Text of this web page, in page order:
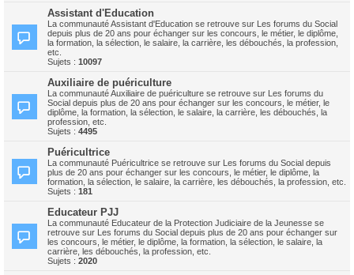
Assistant d'Education
La communauté Assistant d'Education se retrouve sur Les forums du Social
depuis plus de 20 ans pour échanger sur les concours, le métier, le diplôme,
la formation, la sélection, le salaire, la carrière, les débouchés, la profession,
etc.
Sujets : 10097
Auxiliaire de puériculture
La communauté Auxiliaire de puériculture se retrouve sur Les forums du
Social depuis plus de 20 ans pour échanger sur les concours, le métier, le
diplôme, la formation, la sélection, le salaire, la carrière, les débouchés, la
profession, etc.
Sujets : 4495
Puéricultrice
La communauté Puéricultrice se retrouve sur Les forums du Social depuis
plus de 20 ans pour échanger sur les concours, le métier, le diplôme, la
formation, la sélection, le salaire, la carrière, les débouchés, la profession, etc.
Sujets : 181
Educateur PJJ
La communauté Educateur de la Protection Judiciaire de la Jeunesse se
retrouve sur Les forums du Social depuis plus de 20 ans pour échanger sur
les concours, le métier, le diplôme, la formation, la sélection, le salaire, la
carrière, les débouchés, la profession, etc.
Sujets : 2020